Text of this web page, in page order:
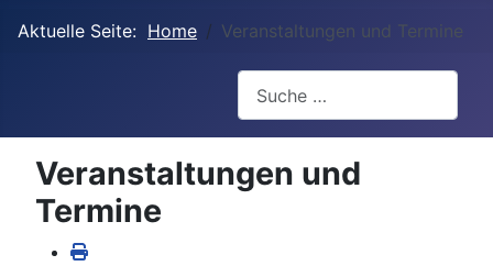
Aktuelle Seite: Home Veranstaltungen und Termine
Veranstaltungen und
Termine